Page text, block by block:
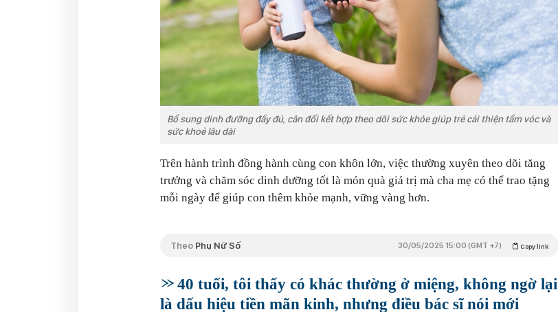
Bổ sung dinh đưỡng đầy đủ, cân đối kết hợp theo dõi sức khỏe giúp trẻ cải thiện tầm vóc và
sức khoẻ lâu dài
Trên hành trình đồng hành cùng con khôn lớn, việc thường xuyên theo dõi tăng
trưởng và chăm sóc dinh dưỡng tốt là món quà giá trị mà cha mẹ có thể trao tặng
mỗi ngày để giúp con thêm khỏe mạnh, vững vàng hơn.
Theo Phụ Nữ Số Copy link
30/05/2025 15:00 (GMT +7)
40 tuổi, tôi thấy có khác thường ở miệng, không ngờ lại
là dấu hiệu tiền mãn kinh, nhưng điều bác sĩ nói mới